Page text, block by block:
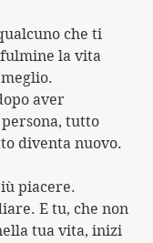
che ti
la vita
aver
tutto
diventa nuovo.
piacere.
E tu, che non
tua vita, inizi